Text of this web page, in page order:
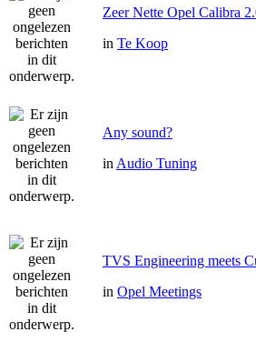
Zeer Nette Opel Calibra
in Te Koop
Any sound?
in Audio Tuning
TVS Engineering meets
in Opel Meetings